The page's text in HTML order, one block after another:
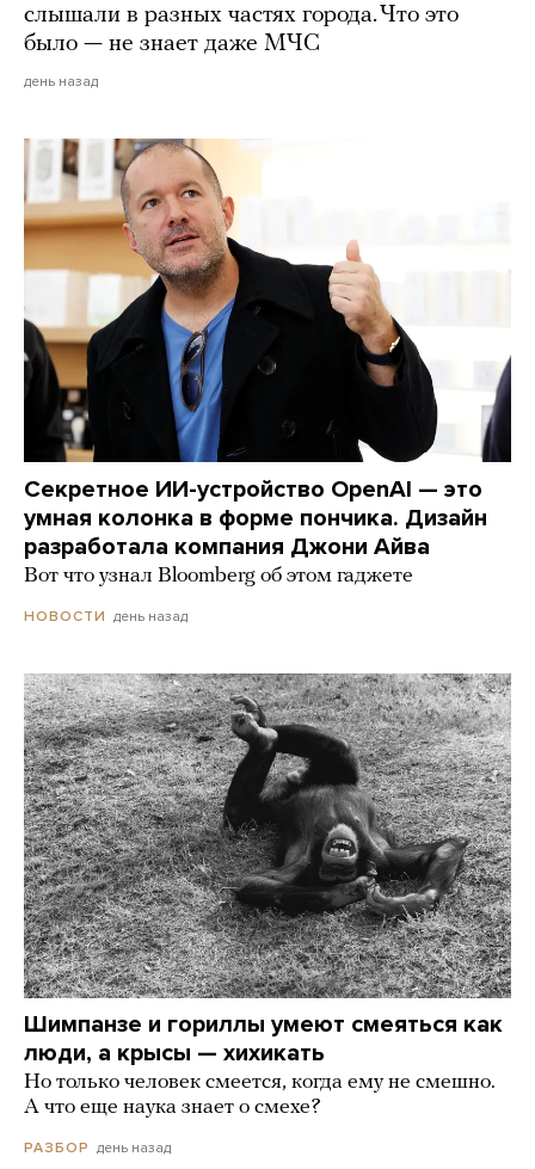
слышали в разных частях города. Что это
было — не знает даже МЧС
день назад
Секретное ИИ-устройство OpenAI — это
умная колонка в форме пончика. Дизайн
разработала компания Джони Айва
Вот что узнал Bloomberg об этом гаджете
НОВОСТИ день назад
Шимпанзе и гориллы умеют смеяться как
люди, а крысы — хихикать
Но только человек смеется, когда ему не смешно.
А что еще наука знает о смехе?
РАЗБОР день назад